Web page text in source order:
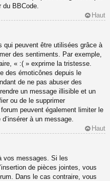
BBCode.
Haut
qui peuvent être utilisées grâce à
des sentiments. Par exemple,
« :( » exprime la tristesse.
des émoticônes depuis le
de ne pas abuser des
un message illisible et un
ou de le supprimer
peuvent également limiter le
à un message.
Haut
vos messages. Si les
de pièces jointes, vous
Dans le cas contraire, vous